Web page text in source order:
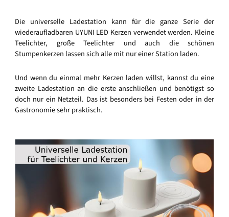
Die universelle Ladestation kann für die ganze Serie der
wiederaufladbaren UYUNI LED Kerzen verwendet werden. Kleine
Teelichter, große Teelichter und auch die schönen
Stumpenkerzen lassen sich alle mit nur einer Station laden.
Und wenn du einmal mehr Kerzen laden willst, kannst du eine
zweite Ladestation an die erste anschließen und benötigst so
doch nur ein Netzteil. Das ist besonders bei Festen oder in der
Gastronomie sehr praktisch.